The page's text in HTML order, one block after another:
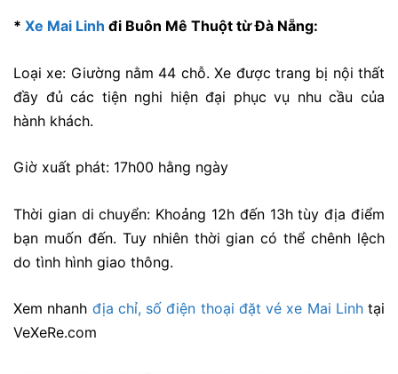
* Xe Mai Linh đi Buôn Mê Thuột từ Đà Nẵng:
Loại xe: Giường nằm 44 chỗ. Xe được trang bị nội thất
đầy đủ các tiện nghi hiện đại phục vụ nhu cầu của
hành khách.
Giờ xuất phát: 17h00 hằng ngày
Thời gian di chuyển: Khoảng 12h đến 13h tùy địa điểm
bạn muốn đến. Tuy nhiên thời gian có thể chênh lệch
do tình hình giao thông.
Xem nhanh địa chỉ, số điện thoại đặt vé xe Mai Linhtại
VeXeRe.com